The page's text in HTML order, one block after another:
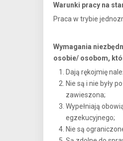
Warunki pracy na
Praca w trybie
Wymagania
osobie/ osobom,
Dają rękojmię
Nie są i nie były
zawieszona;
Wypełniają
egzekucyjnego;
Nie są